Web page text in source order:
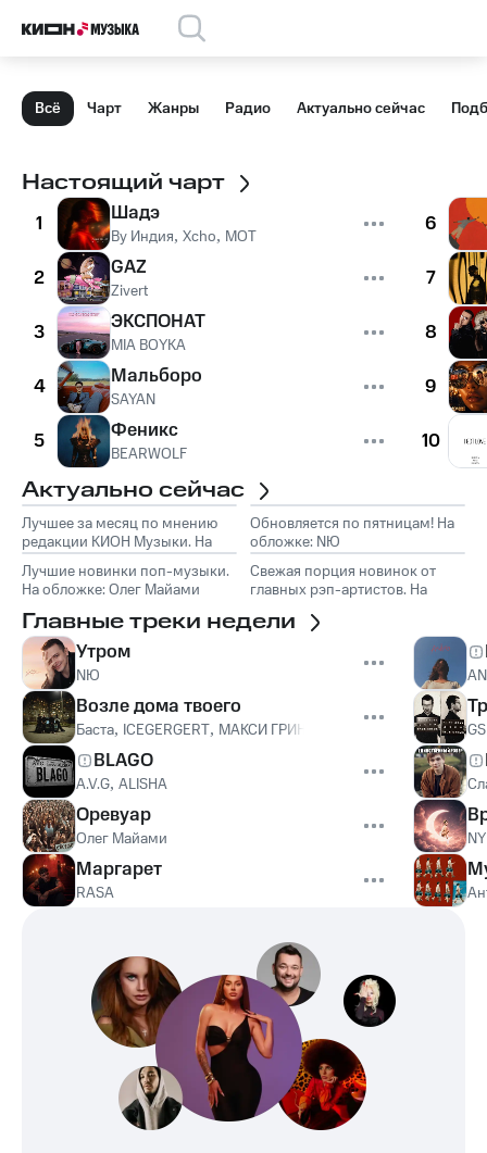
Всё Чарт Жанры Радио Актуально сейчас
Настоящий чарт
1 Шадэ
By Индия, Xcho, MOT
2 GAZ
Zivert
3 ЭКСПОНАТ
MIA BOYKA
4 Мальборо
SAYAN
5 Феникс
BEARWOLF
6
7
8
9
10
Актуально сейчас
Лучшее за месяц по мнению
редакции КИОН Музыки. На
обложке: Marselle
Обновляется по пятницам! На
обложке: NЮ
Лучшие новинки поп-музыки.
На обложке: Олег Майами
Свежая порция новинок от
главных рэп-артистов. На
Главные треки недели
Утром
NЮ
Возле дома твоего
Баста, ICEGERGERT, МАКСИ ГРИН
BLAGO
A.V.G, ALISHA
Оревуар
Олег Майами
Маргарет
RASA